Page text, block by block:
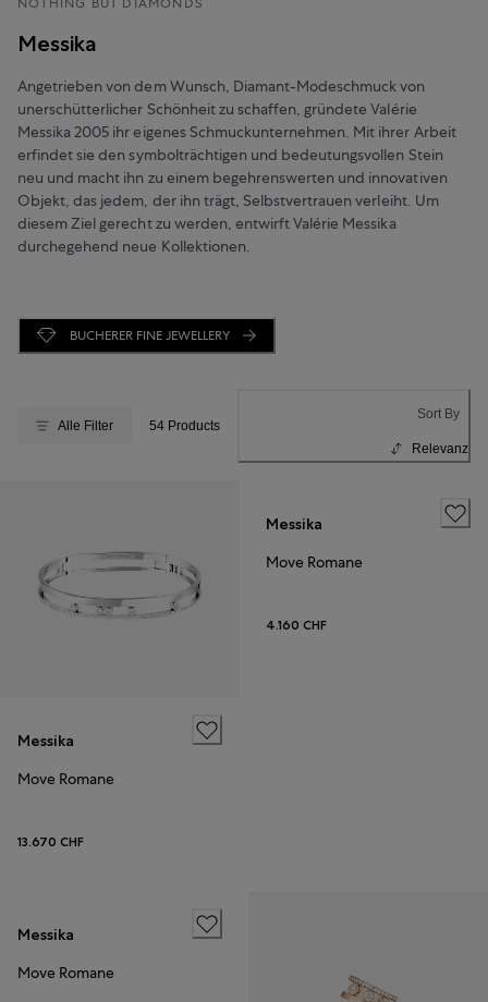
Messika
Angetrieben von dem Wunsch, Diamant-Modeschmuck von
unerschütterlicher Schönheit zu schaffen, gründete Valérie
Messika 2005 ihr eigenes Schmuckunternehmen. Mit ihrer Arbeit
erfindet sie den symbolträchtigen und bedeutungsvollen Stein
neu und macht ihn zu einem begehrenswerten und innovativen
Objekt, das jedem, der ihn trägt, Selbstvertrauen verleiht. Um
diesem Ziel gerecht zu werden, entwirft Valérie Messika
durchegehend neue Kollektionen.
BUCHERER FINE JEWELLERY
Alle Filter 54 Products
Sort By
Relevanz
Messika
Move Romane
13.670 CHF
Messika
Move Romane
4.160 CHF
Messika
Move Romane